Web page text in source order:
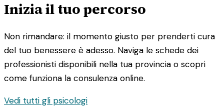
Inizia il tuo percorso
Non rimandare: il momento giusto per prenderti cura
del tuo benessere è adesso. Naviga le schede dei
professionisti disponibili nella tua provincia o scopri
come funziona la consulenza online.
Vedi tutti gli psicologi